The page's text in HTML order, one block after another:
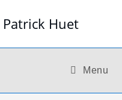
Huet
Menu